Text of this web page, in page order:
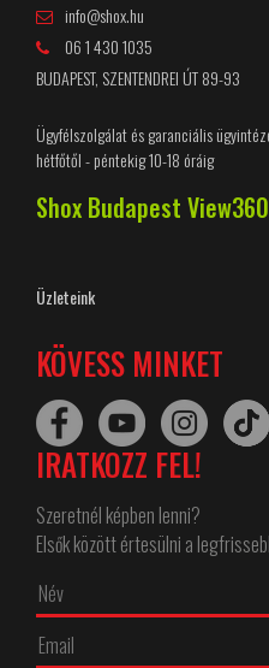
info@shox.hu
06 1 430 1035
BUDAPEST, SZENTENDREI ÚT 89-93
Ügyfélszolgálat és garanciális
hétfőtől - péntekig 10-18 óráig
Shox Budapest
Üzleteink
KÖVESS MINKET
IRATKOZZ FEL!
Szeretnél képben lenni?
Elsők között értesülni a